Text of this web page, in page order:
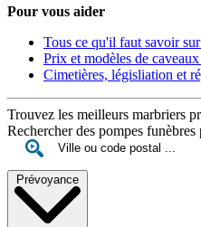
Pour vous aider
Tous ce qu'il faut savoir
Prix et modèles de
Cimetières, législiation et
Trouvez les meilleurs marbriers
Rechercher des pompes
Prévoyance